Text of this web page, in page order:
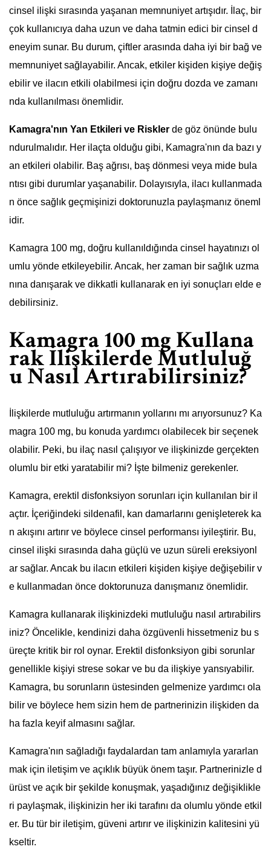
cinsel ilişki sırasında yaşanan memnuniyet artışıdır. İlaç, bir
çok kullanıcıya daha uzun ve daha tatmin edici bir cinsel d
eneyim sunar. Bu durum, çiftler arasında daha iyi bir bağ ve
memnuniyet sağlayabilir. Ancak, etkiler kişiden kişiye değiş
ebilir ve ilacın etkili olabilmesi için doğru dozda ve zamanı
nda kullanılması önemlidir.
Kamagra'nın Yan Etkileri ve Riskler de göz önünde bulu
ndurulmalıdır. Her ilaçta olduğu gibi, Kamagra'nın da bazı y
an etkileri olabilir. Baş ağrısı, baş dönmesi veya mide bula
ntısı gibi durumlar yaşanabilir. Dolayısıyla, ilacı kullanmada
n önce sağlık geçmişinizi doktorunuzla paylaşmanız öneml
idir.
Kamagra 100 mg, doğru kullanıldığında cinsel hayatınızı ol
umlu yönde etkileyebilir. Ancak, her zaman bir sağlık uzma
nına danışarak ve dikkatli kullanarak en iyi sonuçları elde e
debilirsiniz.
Kamagra 100 mg Kullana
rak İlişkilerde Mutluluğ
u Nasıl Artırabilirsiniz?
İlişkilerde mutluluğu artırmanın yollarını mı arıyorsunuz? Ka
magra 100 mg, bu konuda yardımcı olabilecek bir seçenek
olabilir. Peki, bu ilaç nasıl çalışıyor ve ilişkinizde gerçekten
olumlu bir etki yaratabilir mi? İşte bilmeniz gerekenler.
Kamagra, erektil disfonksiyon sorunları için kullanılan bir il
açtır. İçeriğindeki sildenafil, kan damarlarını genişleterek ka
n akışını artırır ve böylece cinsel performansı iyileştirir. Bu,
cinsel ilişki sırasında daha güçlü ve uzun süreli ereksiyonl
ar sağlar. Ancak bu ilacın etkileri kişiden kişiye değişebilir v
e kullanmadan önce doktorunuza danışmanız önemlidir.
Kamagra kullanarak ilişkinizdeki mutluluğu nasıl artırabilirs
iniz? Öncelikle, kendinizi daha özgüvenli hissetmeniz bu s
üreçte kritik bir rol oynar. Erektil disfonksiyon gibi sorunlar
genellikle kişiyi strese sokar ve bu da ilişkiye yansıyabilir.
Kamagra, bu sorunların üstesinden gelmenize yardımcı ola
bilir ve böylece hem sizin hem de partnerinizin ilişkiden da
ha fazla keyif almasını sağlar.
Kamagra'nın sağladığı faydalardan tam anlamıyla yararlan
mak için iletişim ve açıklık büyük önem taşır. Partnerinizle d
ürüst ve açık bir şekilde konuşmak, yaşadığınız değişiklikle
ri paylaşmak, ilişkinizin her iki tarafını da olumlu yönde etkil
er. Bu tür bir iletişim, güveni artırır ve ilişkinizin kalitesini yü
kseltir.